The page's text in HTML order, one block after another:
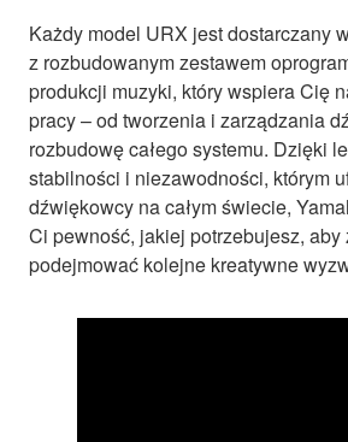
Każdy model URX jest dostarczany
z rozbudowanym zestawem
produkcji muzyki, który wspiera Cię
pracy – od tworzenia i zarządzania
rozbudowę całego systemu. Dzięki
stabilności i niezawodności, którym
dźwiękowcy na całym świecie,
Ci pewność, jakiej potrzebujesz, aby
podejmować kolejne kreatywne